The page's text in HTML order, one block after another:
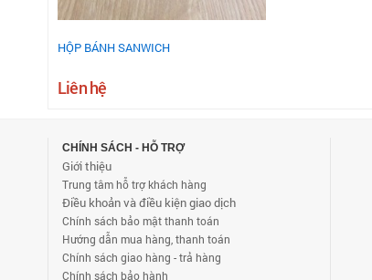
HỘP BÁNH SANWICH
Liên hệ
CHÍNH SÁCH - HỖ TRỢ
Giới thiệu
Trung tâm hỗ trợ khách hàng
Điều khoản và điều kiện giao dịch
Chính sách bảo mật thanh toán
Hướng dẫn mua hàng, thanh toán
Chính sách giao hàng - trả hàng
Chính sách bảo hành